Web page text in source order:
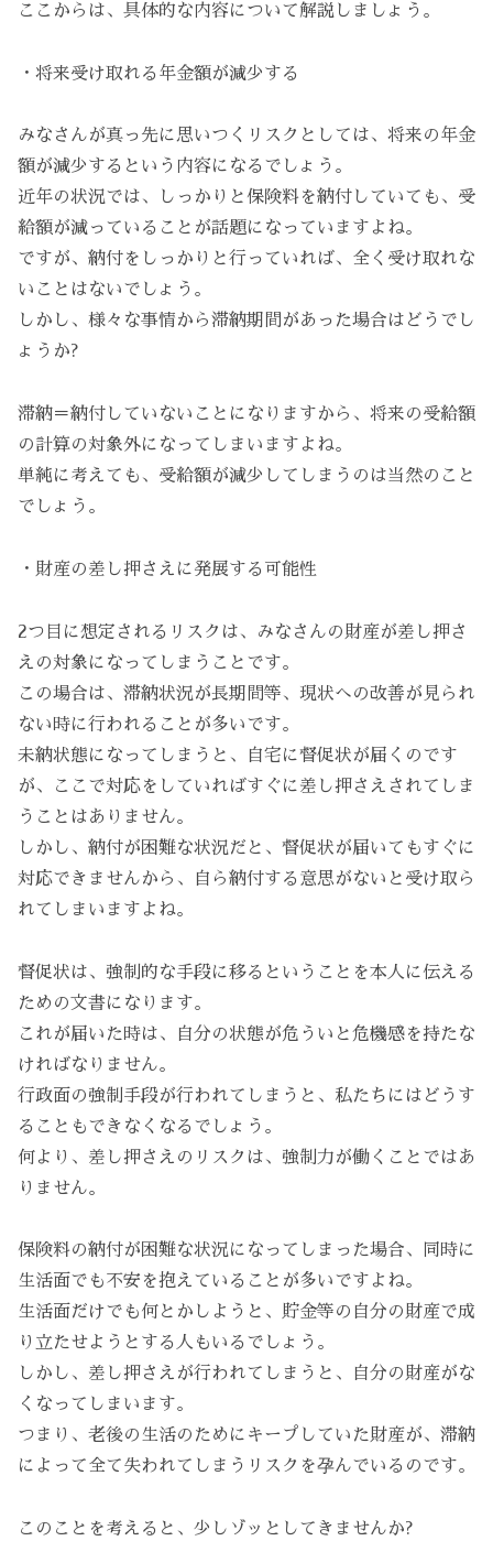
ここからは、具体的な内容について解説しましょう。
・将来受け取れる年金額が減少する
みなさんが真っ先に思いつくリスクとしては、将来の年金
額が減少するという内容になるでしょう。
近年の状況では、しっかりと保険料を納付していても、受
給額が減っていることが話題になっていますよね。
ですが、納付をしっかりと行っていれば、全く受け取れな
いことはないでしょう。
しかし、様々な事情から滞納期間があった場合はどうでし
ょうか?
滞納＝納付していないことになりますから、将来の受給額
の計算の対象外になってしまいますよね。
単純に考えても、受給額が減少してしまうのは当然のこと
でしょう。
・財産の差し押さえに発展する可能性
2つ目に想定されるリスクは、みなさんの財産が差し押さ
えの対象になってしまうことです。
この場合は、滞納状況が長期間等、現状への改善が見られ
ない時に行われることが多いです。
未納状態になってしまうと、自宅に督促状が届くのです
が、ここで対応をしていればすぐに差し押さえされてしま
うことはありません。
しかし、納付が困難な状況だと、督促状が届いてもすぐに
対応できませんから、自ら納付する意思がないと受け取ら
れてしまいますよね。
督促状は、強制的な手段に移るということを本人に伝える
ための文書になります。
これが届いた時は、自分の状態が危ういと危機感を持たな
ければなりません。
行政面の強制手段が行われてしまうと、私たちにはどうす
ることもできなくなるでしょう。
何より、差し押さえのリスクは、強制力が働くことではあ
りません。
保険料の納付が困難な状況になってしまった場合、同時に
生活面でも不安を抱えていることが多いですよね。
生活面だけでも何とかしようと、貯金等の自分の財産で成
り立たせようとする人もいるでしょう。
しかし、差し押さえが行われてしまうと、自分の財産がな
くなってしまいます。
つまり、老後の生活のためにキープしていた財産が、滞納
によって全て失われてしまうリスクを孕んでいるのです。
このことを考えると、少しゾッとしてきませんか?